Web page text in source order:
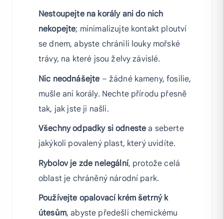
Nestoupejte na korály ani do nich
nekopejte; minimalizujte kontakt ploutví
se dnem, abyste chránili louky mořské
trávy, na které jsou želvy závislé.
Nic neodnášejte – žádné kameny, fosilie,
mušle ani korály. Nechte přírodu přesně
tak, jak jste ji našli.
Všechny odpadky si odneste a seberte
jakýkoli povalený plast, který uvidíte.
Rybolov je zde nelegální, protože celá
oblast je chráněný národní park.
Používejte opalovací krém šetrný k
útesům, abyste předešli chemickému